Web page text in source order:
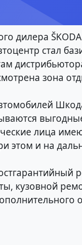
дилера
стал
зона
лица
этом и на
кузовной